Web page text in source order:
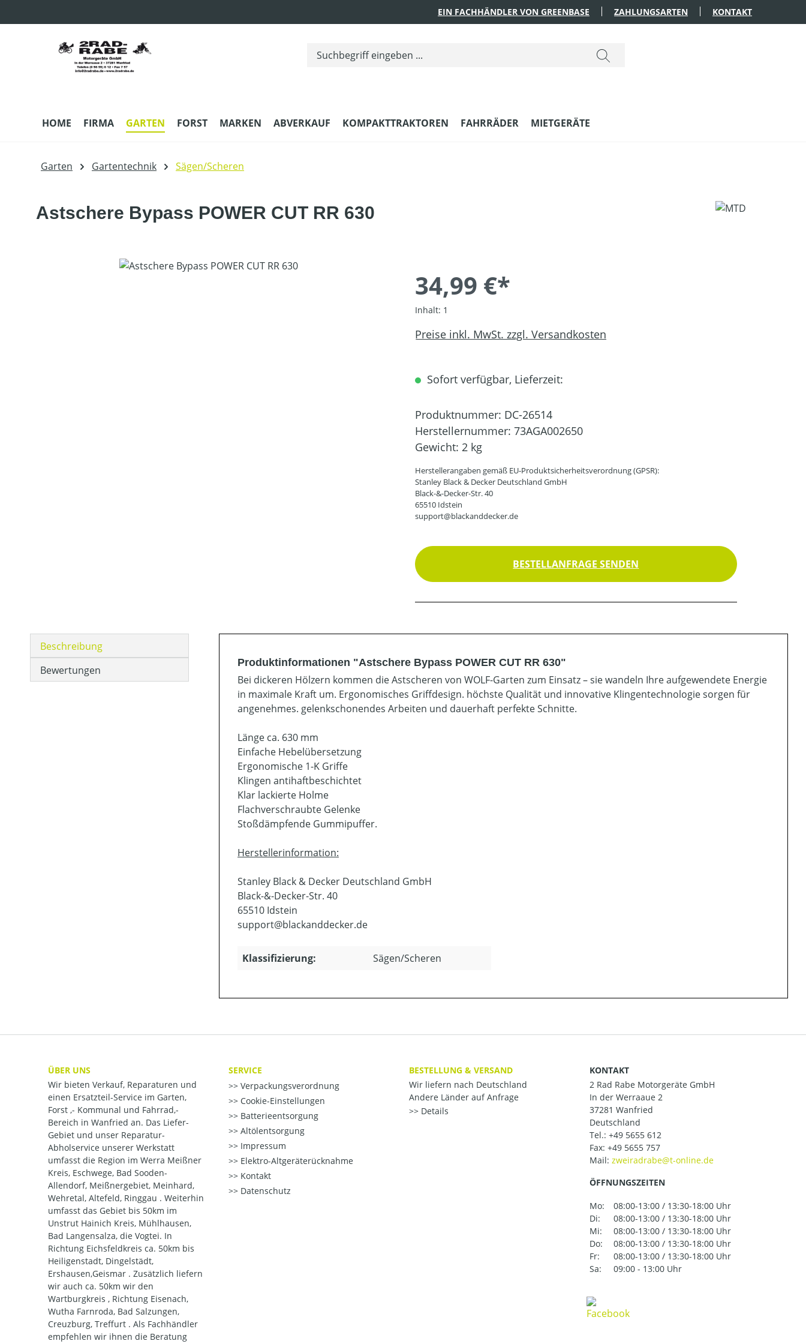
EIN FACHHÄNDLER VON GREENBASE ZAHLUNGSARTEN KONTAKT
HOME FIRMA GARTEN FORST MARKEN ABVERKAUF KOMPAKTTRAKTOREN FAHRRÄDER MIETGERÄTE
Garten Gartentechnik Sägen/Scheren
Astschere Bypass POWER CUT RR 630
Bildergalerie überspringen
34,99 €*
Inhalt: 1
Preise inkl. MwSt. zzgl. Versandkosten
Sofort verfügbar, Lieferzeit:
Produktnummer: DC-26514
Herstellernummer: 73AGA002650
Gewicht: 2 kg
Herstellerangaben gemäß EU-Produktsicherheitsverordnung (GPSR):
Stanley Black & Decker Deutschland GmbH
Black-&-Decker-Str. 40
65510 Idstein
support@blackanddecker.de
BESTELLANFRAGE SENDEN
Beschreibung
Bewertungen
Produktinformationen "Astschere Bypass POWER CUT RR 630"
Bei dickeren Hölzern kommen die Astscheren von WOLF-Garten zum Einsatz – sie wandeln Ihre aufgewendete Energie
in maximale Kraft um. Ergonomisches Griffdesign. höchste Qualität und innovative Klingentechnologie sorgen für
angenehmes. gelenkschonendes Arbeiten und dauerhaft perfekte Schnitte.
Länge ca. 630 mm
Einfache Hebelübersetzung
Ergonomische 1-K Griffe
Klingen antihaftbeschichtet
Klar lackierte Holme
Flachverschraubte Gelenke
Stoßdämpfende Gummipuffer.
Herstellerinformation:
Stanley Black & Decker Deutschland GmbH
Black-&-Decker-Str. 40
65510 Idstein
support@blackanddecker.de
Klassifizierung: Sägen/Scheren
ÜBER UNS
Wir bieten Verkauf, Reparaturen und
einen Ersatzteil-Service im Garten,
Forst ,- Kommunal und Fahrrad,-
Bereich in Wanfried an. Das Liefer-
Gebiet und unser Reparatur-
Abholservice unserer Werkstatt
umfasst die Region im Werra Meißner
Kreis, Eschwege, Bad Sooden-
Allendorf, Meißnergebiet, Meinhard,
Wehretal, Altefeld, Ringgau . Weiterhin
umfasst das Gebiet bis 50km im
Unstrut Hainich Kreis, Mühlhausen,
Bad Langensalza, die Vogtei. In
Richtung Eichsfeldkreis ca. 50km bis
Heiligenstadt, Dingelstädt,
Ershausen,Geismar . Zusätzlich liefern
wir auch ca. 50km wir den
Wartburgkreis , Richtung Eisenach,
Wutha Farnroda, Bad Salzungen,
Creuzburg, Treffurt . Als Fachhändler
empfehlen wir ihnen die Beratung
SERVICE
Verpackungsverordnung
Cookie-Einstellungen
Batterieentsorgung
Altölentsorgung
Impressum
Elektro-Altgeräterücknahme
Kontakt
Datenschutz
BESTELLUNG & VERSAND
Wir liefern nach Deutschland
Andere Länder auf Anfrage
Details
KONTAKT
2 Rad Rabe Motorgeräte GmbH
In der Werraaue 2
37281 Wanfried
Deutschland
Tel.: +49 5655 612
Fax: +49 5655 757
Mail:
ÖFFNUNGSZEITEN
Mo:
08:00-13:00 / 13:30-18:00 Uhr
Di:
08:00-13:00 / 13:30-18:00 Uhr
Mi:
08:00-13:00 / 13:30-18:00 Uhr
Do:
08:00-13:00 / 13:30-18:00 Uhr
Fr:
08:00-13:00 / 13:30-18:00 Uhr
Sa:
09:00 - 13:00 Uhr